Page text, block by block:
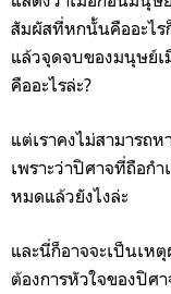
สัมผัสที่หกนั้นคืออะไร
แล้วจุดจบของมนุษย์เ
คืออะไรล่ะ?
แต่เราคงไม่สามารถ
เพราะว่าปิศาจที่ถือก
หมดแล้วยังไงล่ะ
และนี่ก็อาจจะเป็นเห
ต้องการหัวใจของปิศ